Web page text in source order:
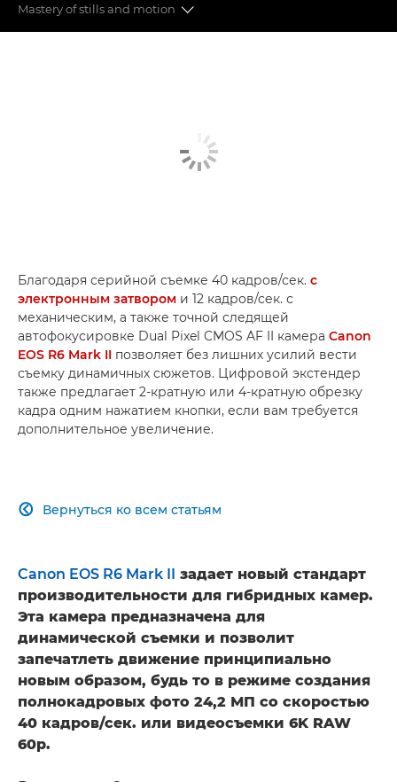
Mastery of stills and motion
Благодаря серийной съемке 40 кадров/сек. с
электронным затвором и 12 кадров/сек. с
механическим, а также точной следящей
автофокусировке Dual Pixel CMOS AF II камера Canon
EOS R6 Mark II позволяет без лишних усилий вести
съемку динамичных сюжетов. Цифровой экстендер
также предлагает 2-кратную или 4-кратную обрезку
кадра одним нажатием кнопки, если вам требуется
дополнительное увеличение.
Вернуться ко всем статьям

Canon EOS R6 Mark II задает новый стандарт
производительности для гибридных камер.
Эта камера предназначена для
динамической съемки и позволит
запечатлеть движение принципиально
новым образом, будь то в режиме создания
полнокадровых фото 24,2 МП со скоростью
40 кадров/сек. или видеосъемки 6K RAW
60p.